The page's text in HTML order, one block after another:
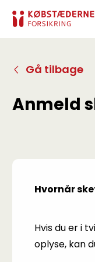
Gå tilbage
Anmeld
Hvornår
Hvis du er i
oplyse, kan